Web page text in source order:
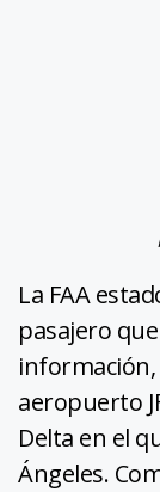
La FAA
pasajero
aeropuerto
Delta en el
Ángeles.